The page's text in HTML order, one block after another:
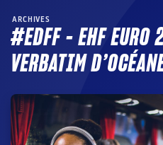
ARCHIVES
#EDFF – EHF EURO
VERBATIM